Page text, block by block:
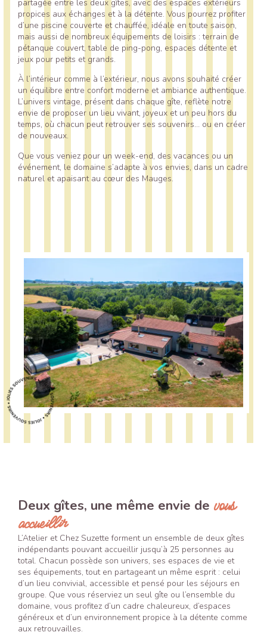
partagée entre les deux gîtes, avec des espaces extérieurs
propices aux échanges et à la détente. Vous pourrez profiter
d’une piscine couverte et chauffée, idéale en toute saison,
mais aussi de nombreux équipements de loisirs : terrain de
pétanque couvert, table de ping-pong, espaces détente et
jeux pour petits et grands.
À l’intérieur comme à l’extérieur, nous avons souhaité créer
un équilibre entre confort moderne et ambiance authentique.
L’univers vintage, présent dans chaque gîte, reflète notre
envie de proposer un lieu vivant, joyeux et un peu hors du
temps, où chacun peut retrouver ses souvenirs… ou en créer
de nouveaux.
Que vous veniez pour un week-end, des vacances ou un
événement, le domaine s’adapte à vos envies, dans un cadre
naturel et apaisant au cœur des Mauges.
Deux gîtes, une même envie de vous
accueillir
L’Atelier et Chez Suzette forment un ensemble de deux gîtes
indépendants pouvant accueillir jusqu’à 25 personnes au
total. Chacun possède son univers, ses espaces de vie et
ses équipements, tout en partageant un même esprit : celui
d’un lieu convivial, accessible et pensé pour les séjours en
groupe. Que vous réserviez un seul gîte ou l’ensemble du
domaine, vous profitez d’un cadre chaleureux, d’espaces
généreux et d’un environnement propice à la détente comme
aux retrouvailles.